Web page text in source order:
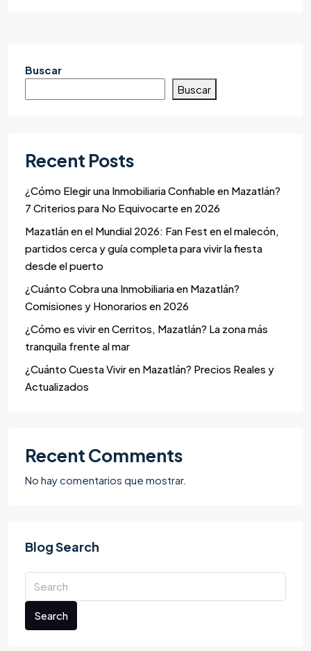
Buscar
Buscar
Recent Posts
¿Cómo Elegir una Inmobiliaria Confiable en Mazatlán?
7 Criterios para No Equivocarte en 2026
Mazatlán en el Mundial 2026: Fan Fest en el malecón,
partidos cerca y guía completa para vivir la fiesta
desde el puerto
¿Cuánto Cobra una Inmobiliaria en Mazatlán?
Comisiones y Honorarios en 2026
¿Cómo es vivir en Cerritos, Mazatlán? La zona más
tranquila frente al mar
¿Cuánto Cuesta Vivir en Mazatlán? Precios Reales y
Actualizados
Recent Comments
No hay comentarios que mostrar.
Blog Search
Search